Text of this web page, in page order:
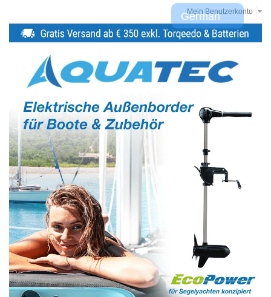
Mein Benutzerkonto